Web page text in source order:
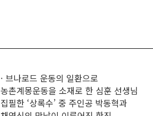
· 브나로드 운동의 일환으로
농촌계몽운동을 소재로 한 심훈 선생님
집필한 ‘상록수’ 중 주인공 박동혁과